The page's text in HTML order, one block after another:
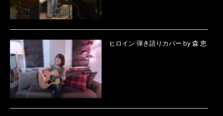
ヒロイン 弾き語りカバー by 森 恵